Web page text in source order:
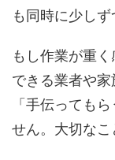
も同時に少しず
もし作業が重
できる業者や家
「手伝っても
せん。大切なこ